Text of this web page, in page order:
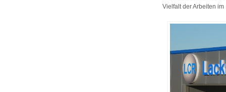
Vielfalt der Arbeiten